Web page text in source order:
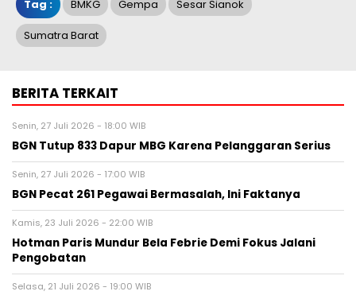
Tag : BMKG Gempa Sesar Sianok
Sumatra Barat
BERITA TERKAIT
Senin, 27 Juli 2026 - 18:00 WIB
BGN Tutup 833 Dapur MBG Karena Pelanggaran Serius
Senin, 27 Juli 2026 - 17:00 WIB
BGN Pecat 261 Pegawai Bermasalah, Ini Faktanya
Kamis, 23 Juli 2026 - 22:00 WIB
Hotman Paris Mundur Bela Febrie Demi Fokus Jalani
Pengobatan
Selasa, 21 Juli 2026 - 19:00 WIB